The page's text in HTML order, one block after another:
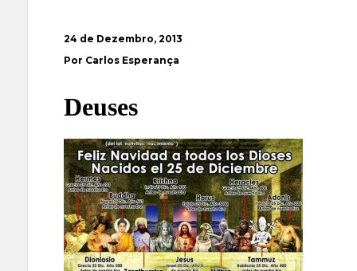
24 de Dezembro, 2013
Por Carlos Esperança
Deuses